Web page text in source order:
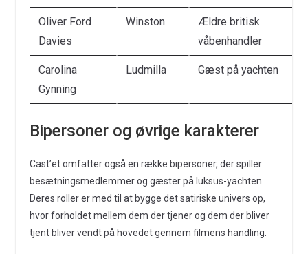
Oliver Ford
Davies
Winston
Ældre britisk
våbenhandler
Carolina
Gynning
Ludmilla Gæst på yachten
Bipersoner og øvrige karakterer
Cast’et omfatter også en række bipersoner, der spiller
besætningsmedlemmer og gæster på luksus-yachten.
Deres roller er med til at bygge det satiriske univers op,
hvor forholdet mellem dem der tjener og dem der bliver
tjent bliver vendt på hovedet gennem filmens handling.